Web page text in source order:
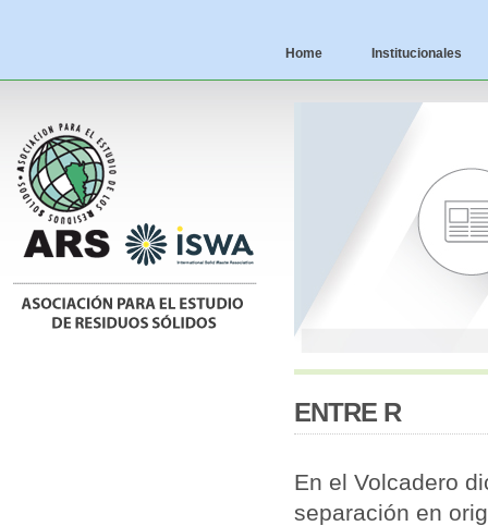
Home Institucionales
ENTRE R
En el Volcadero
separación en